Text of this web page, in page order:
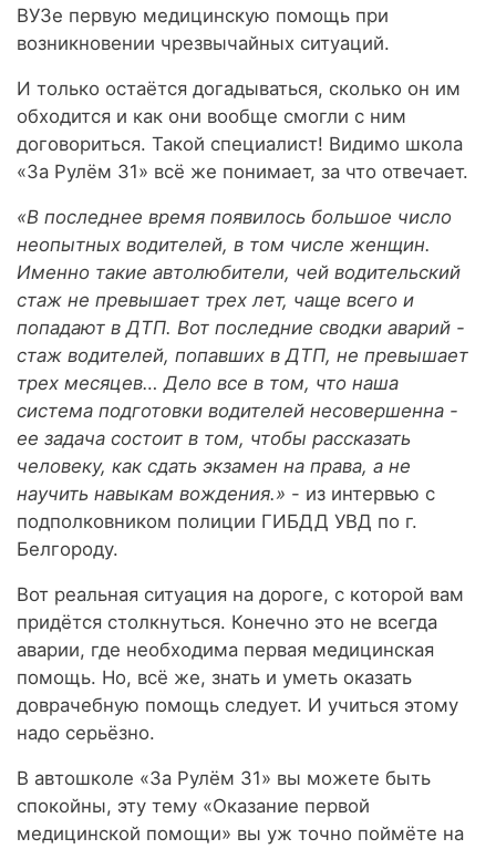
ВУЗе первую медицинскую помощь при
возникновении чрезвычайных ситуаций.
И только остаётся догадываться, сколько он им
обходится и как они вообще смогли с ним
договориться. Такой специалист! Видимо школа
«За Рулём 31» всё же понимает, за что отвечает.
«В последнее время появилось большое число
неопытных водителей, в том числе женщин.
Именно такие автолюбители, чей водительский
стаж не превышает трех лет, чаще всего и
попадают в ДТП. Вот последние сводки аварий -
стаж водителей, попавших в ДТП, не превышает
трех месяцев… Дело все в том, что наша
система подготовки водителей несовершенна -
ее задача состоит в том, чтобы рассказать
человеку, как сдать экзамен на права, а не
научить навыкам вождения.» - из интервью с
подполковником полиции ГИБДД УВД по г.
Белгороду.
Вот реальная ситуация на дороге, с которой вам
придётся столкнуться. Конечно это не всегда
аварии, где необходима первая медицинская
помощь. Но, всё же, знать и уметь оказать
доврачебную помощь следует. И учиться этому
надо серьёзно.
В автошколе «За Рулём 31» вы можете быть
спокойны, эту тему «Оказание первой
медицинской помощи» вы уж точно поймёте на